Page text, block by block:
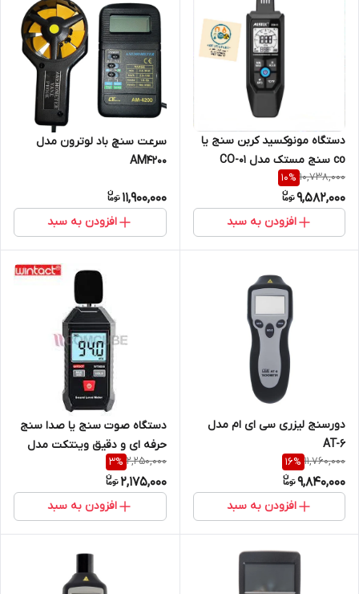
دستگاه مونوکسید کربن سنج یا
co سنج مستک مدل CO-01
مناسب گلخانه و بیمارستان ها و
انبارها ( نمایندگی اصلی جوش
آزما تجهیز 09120741826)
10,738,000
10%
9,582,000
افزودن به سبد
سرعت سنچ باد لوترون مدل
AM4200
11,900,000
افزودن به سبد
دورسنج لیزری سی ای ام مدل
AT-6
11,760,000
16%
9,840,000
افزودن به سبد
دستگاه صوت سنج یا صدا سنج
حرفه ای و دقیق وینتکت مدل
WT9055 ( نمایندگی اصلی جوش
آزما تجهیز 0912071826)
2,250,000
3%
2,175,000
افزودن به سبد